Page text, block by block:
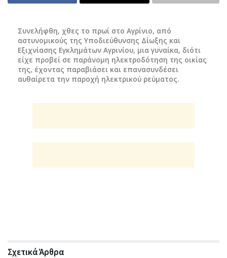
Συνελήφθη, χθες το πρωί στο Αγρίνιο, από
αστυνομικούς της Υποδιεύθυνσης Δίωξης και
Εξιχνίασης Εγκλημάτων Αγρινίου, μια γυναίκα, διότι
είχε προβεί σε παράνομη ηλεκτροδότηση της οικίας
της, έχοντας παραβιάσει και επανασυνδέσει
αυθαίρετα την παροχή ηλεκτρικού ρεύματος.
ΣχετικάΆρθρα